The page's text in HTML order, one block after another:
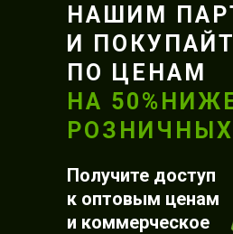
Получите доступ
к оптовым ценам
и коммерческое
НАШИМ
И
ПО ЦЕНАМ
НА
РОЗНИЧНЫХ